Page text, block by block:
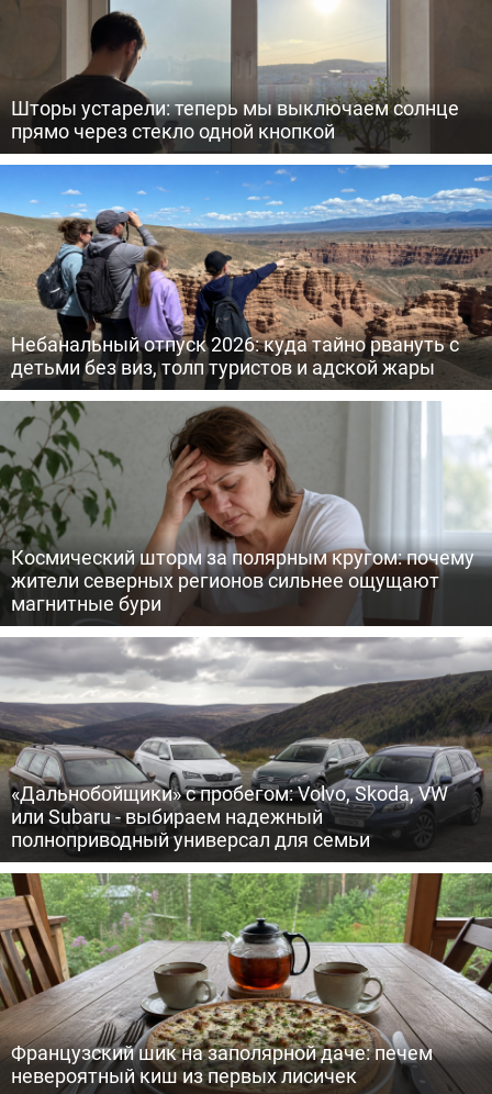
Шторы устарели: теперь мы выключаем солнце
прямо через стекло одной кнопкой
Небанальный отпуск 2026: куда тайно рвануть с
детьми без виз, толп туристов и адской жары
Космический шторм за полярным кругом: почему
жители северных регионов сильнее ощущают
магнитные бури
«Дальнобойщики» с пробегом: Volvo, Skoda, VW
или Subaru - выбираем надежный
полноприводный универсал для семьи
Французский шик на заполярной даче: печем
невероятный киш из первых лисичек